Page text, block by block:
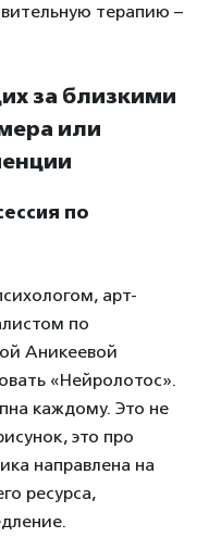
терапию –
за близкими
или
по
арт-
по
Аникеевой
«Нейролотос».
каждому. Это не
это про
направлена на
ресурса,